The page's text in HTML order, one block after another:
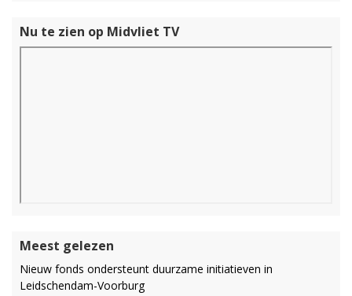
Nu te zien op Midvliet TV
Meest gelezen
Nieuw fonds ondersteunt duurzame initiatieven in
Leidschendam-Voorburg